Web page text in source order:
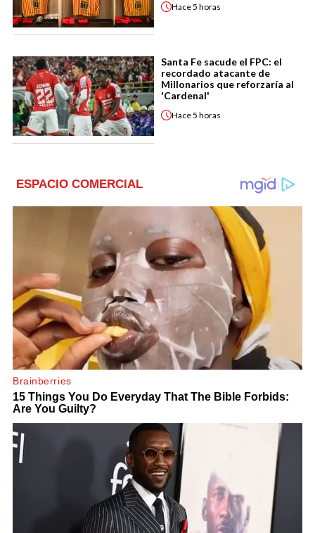
Hace5 horas
Santa Fe sacude el FPC: el
recordado atacante de
Millonarios que reforzaría al
'Cardenal'
Hace5 horas